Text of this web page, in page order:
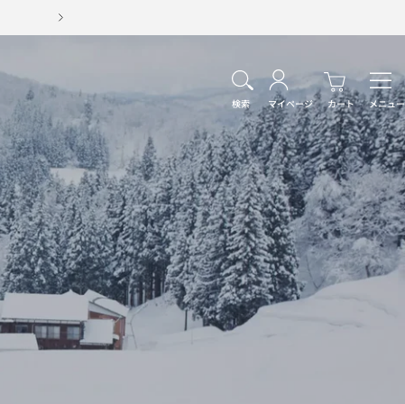
次
検索 マイページ カート
ナ
ビ
ゲ
ー
シ
ョ
ン
メニュー